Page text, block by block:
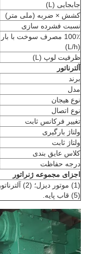
جابجایی (L)
کشش × ضربه (ملی متر)
نسبت فشرده سازی
100٪ مصرف سوخت با بار
(L/h)
ظرفیت لوپ (L)
آلترناتور
برند
مدل
نوع هیجان
نوع اتصال
تغییر فرکانس ثابت
ولتاژ بارگیری
ولتاژ ثابت
کلاس عایق بندی
درجه حفاظت
اجزای مجموعه ژنراتور
(5) قاب پایه.